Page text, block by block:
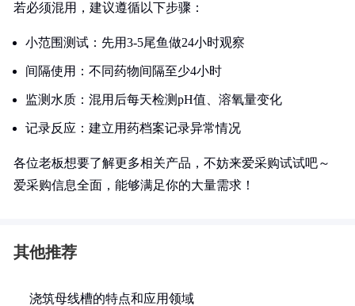
若必须混用，建议遵循以下步骤：
小范围测试：先用3-5尾鱼做24小时观察
间隔使用：不同药物间隔至少4小时
监测水质：混用后每天检测pH值、溶氧量变化
记录反应：建立用药档案记录异常情况
各位老板想要了解更多相关产品，不妨来爱采购试试吧～
爱采购信息全面，能够满足你的大量需求！
其他推荐
浇筑母线槽的特点和应用领域